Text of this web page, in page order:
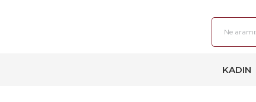
KADIN